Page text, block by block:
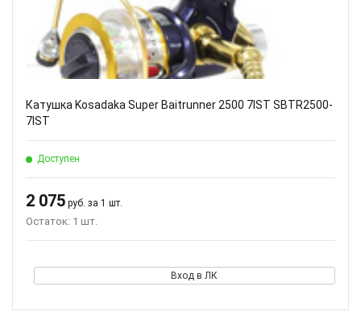
Катушка Kosadaka Super Baitrunner 2500 7IST SBTR2500-
7IST
Доступен
2 075 руб. за 1 шт.
Остаток: 1 шт.
Вход в ЛК